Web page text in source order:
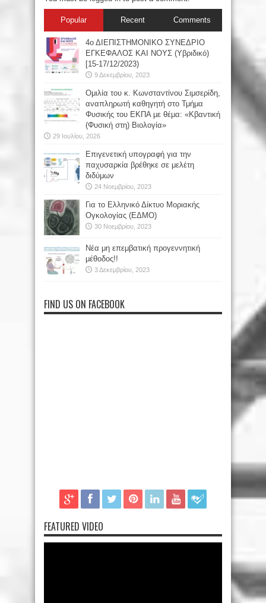
Popular Recent Comments
4ο ΔΙΕΠΙΣΤΗΜΟΝΙΚΟ ΣΥΝΕΔΡΙΟ
ΕΓΚΕΦΑΛΟΣ ΚΑΙ ΝΟΥΣ (Υβριδικό)
[15-17/12/2023)
9 Δεκεμβρίου, 2023
Oμιλία του κ. Κωνσταντίνου Σιμσερίδη,
αναπληρωτή καθηγητή στο Τμήμα
Φυσικής του ΕΚΠΑ με θέμα: «Κβαντική
(Φυσική στη) Βιολογία»
29 Ιουλίου, 2026
Επιγενετική υπογραφή για την
παχυσαρκία βρέθηκε σε μελέτη
διδύμων
24 Νοεμβρίου, 2023
Για το Ελληνικό Δίκτυο Μοριακής
Ογκολογίας (ΕΔΜΟ)
30 Νοεμβρίου, 2023
Νέα μη επεμβατική προγεννητική
μέθοδος!!
3 Δεκεμβρίου, 2023
FIND US ON FACEBOOK
FEATURED VIDEO